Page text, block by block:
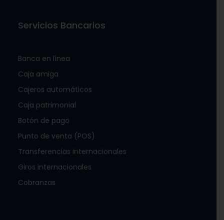
Servicios Bancarios
Banca en línea
Caja amiga
Cajeros automáticos
Caja patrimonial
Botón de pago
Punto de venta (POS)
Transferencias internacionales
Giros internacionales
Cobranzas